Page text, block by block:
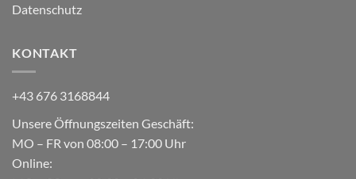
Datenschutz
KONTAKT
+43 676 3168844
Unsere Öffnungszeiten Geschäft:
MO – FR von 08:00 – 17:00 Uhr
Online: